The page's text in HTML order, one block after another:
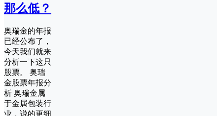
那么低？
奥瑞金的年报
已经公布了，
今天我们就来
分析一下这只
股票。 奥瑞
金股票年报分
析 奥瑞金属
于金属包装行
业，说的更细